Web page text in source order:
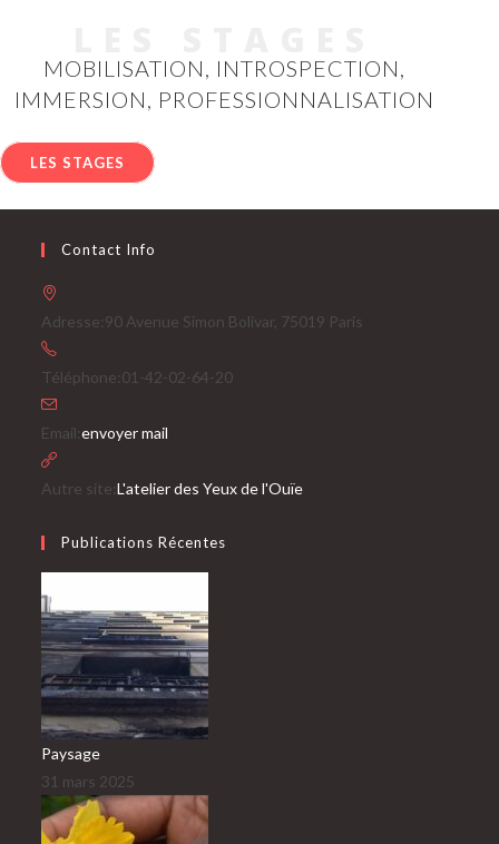
MOBILISATION, INTROSPECTION,
IMMERSION, PROFESSIONNALISATION
LES STAGES
Contact Info
Adresse:90 Avenue Simon Bolivar, 75019 Paris
Téléphone:01-42-02-64-20
Email:envoyer mail
votre
Autre site:L'atelier des Yeux de l'Ouïe
Publications Récentes
Paysage
31 mars 2025